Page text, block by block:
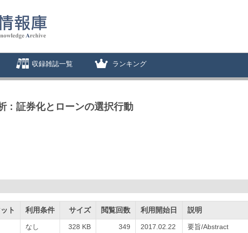
収録雑誌一覧 ランキング
: 証券化とローンの選択行動
ト 利用条件 サイズ 閲覧回数 利用開始日 説明
なし 328 KB 349 2017.02.22
要旨/Abstract